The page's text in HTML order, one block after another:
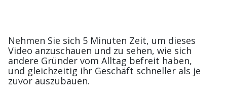
Nehmen Sie sich 5 Minuten Zeit, um dieses
Video anzuschauen und zu sehen, wie sich
andere Gründer vom Alltag befreit haben,
und gleichzeitig ihr Geschäft schneller als je
zuvor auszubauen.